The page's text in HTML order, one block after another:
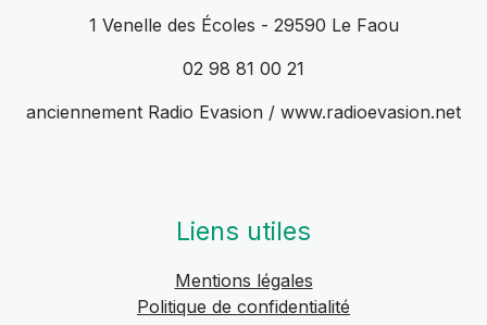
1 Venelle des Écoles - 29590 Le Faou
02 98 81 00 21
anciennement Radio Evasion / www.radioevasion.net
Liens utiles
Mentions légales
Politique de confidentialité